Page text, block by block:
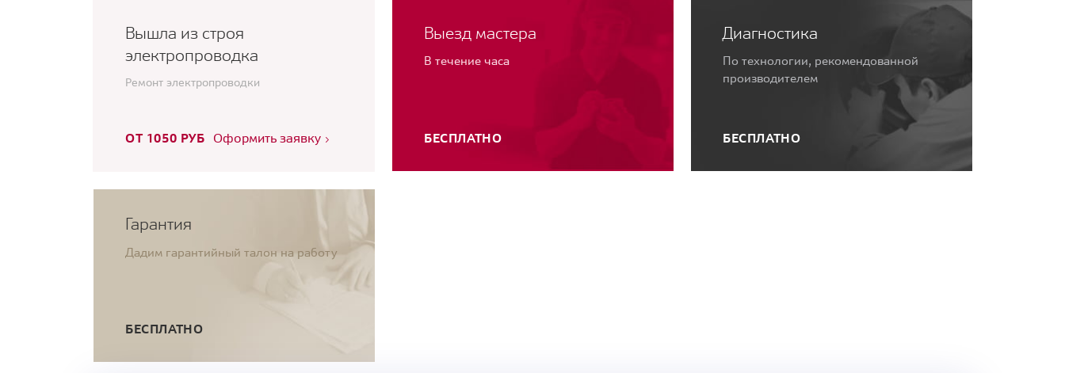
Вышла из строя
электропроводка
Ремонт электропроводки
ОТ 1050 РУБ Оформить заявку
Выезд мастера
В течение часа
БЕСПЛАТНО
Диагностика
По технологии, рекомендованной
производителем
БЕСПЛАТНО
Гарантия
Дадим гарантийный талон на работу
БЕСПЛАТНО